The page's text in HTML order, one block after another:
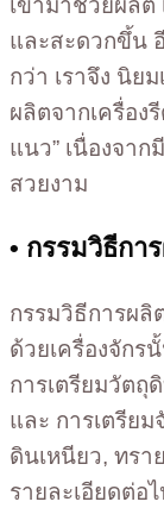
เข้ามาช่วยผลิต
และสะดวกขึ้น
กว่า เราจึง นิย
ผลิตจากเครื่อง
แนว” เนื่องจา
สวยงาม
• กรรมวิธีก
กรรมวิธีการผลิ
ด้วยเครื่องจักร
การเตรียมวัตถุ
และ การเตรีย
ดินเหนียว, ทรา
รายละเอียดต่อ